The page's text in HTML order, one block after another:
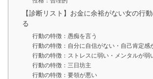
【診断リスト】お金に余裕がない女の行
る
行動の特徴：愚痴を言う
行動の特徴：自分に自信がない・自己肯定感
行動の特徴：ストレスに弱い・メンタルが弱
行動の特徴：三日坊主
行動の特徴：要領が悪い